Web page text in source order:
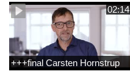
02:14
+++final Carsten Hornstrup